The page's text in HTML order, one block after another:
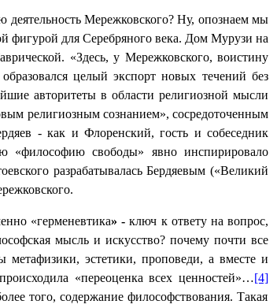
деятельность Мережковского? Ну, опознаем мы
фигурой для Серебряного века. Дом Мурузи на
«Здесь, у Мережковского, воистину
целый экспорт новых течений без
авторитеты в области религиозной мысли
религиозным сознанием», сосредоточенным
- как и Флоренский, гость и собеседник
«философию свободы» явно инспирировало
разрабатывалась Бердяевым («Великий
«герменевтика» -ключ к ответу на вопрос,
мысль и искусство? почему почти все
эстетики, проповеди, а вместе и
«переоценка всех ценностей»…[4]
того, содержание философствования. Такая